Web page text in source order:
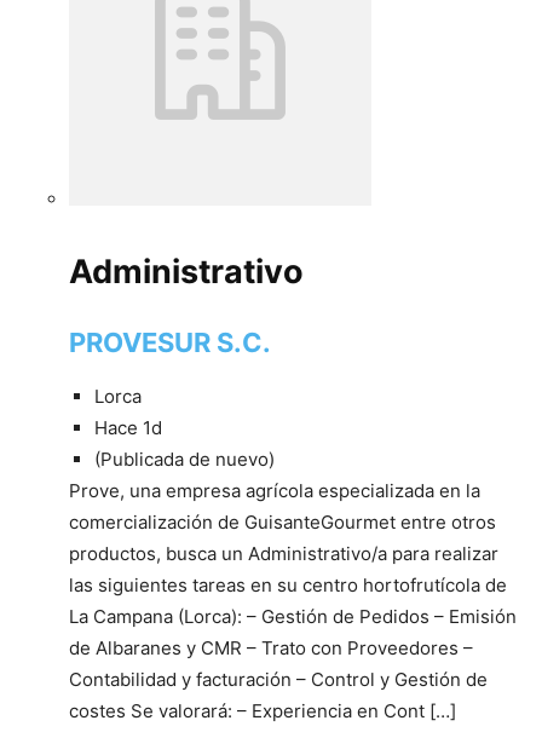
Administrativo
PROVESUR S.C.
Lorca
Hace 1d
(Publicada de nuevo)
Prove, una empresa agrícola especializada en la
comercialización de GuisanteGourmet entre otros
productos, busca un Administrativo/a para realizar
las siguientes tareas en su centro hortofrutícola de
La Campana (Lorca): – Gestión de Pedidos – Emisión
de Albaranes y CMR – Trato con Proveedores –
Contabilidad y facturación – Control y Gestión de
costes Se valorará: – Experiencia en Cont […]